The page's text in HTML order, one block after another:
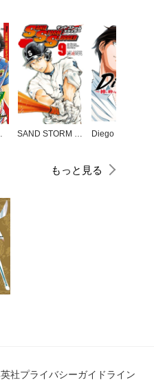
ス編 SAND STORM SLUGGER
もっと見る
社プライバシーガイドライン